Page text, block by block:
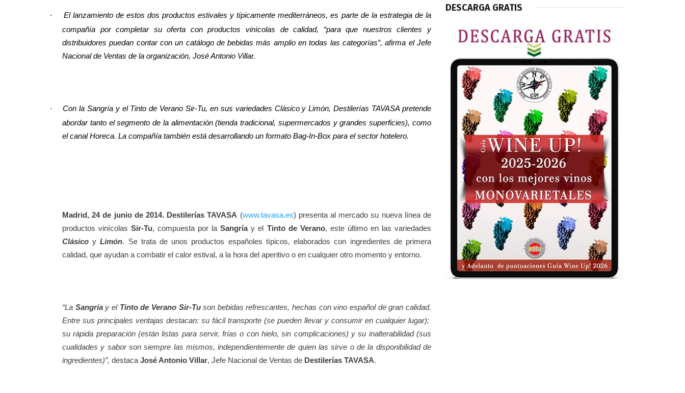
e
dI
n
·
El lanzamiento de estos dos productos estivales y típicamente mediterráneos, es parte de la estrategia de la
compañía por completar su oferta con productos vinícolas de calidad, “para que nuestros clientes y
distribuidores puedan contar con un catálogo de bebidas más amplio en todas las categorías”, afirma el Jefe
Nacional de Ventas de la organización, José Antonio Villar.
·
Con la Sangría y el Tinto de Verano Sir-Tu, en sus variedades Clásico y Limón, Destilerías TAVASA pretende
abordar tanto el segmento de la alimentación (tienda tradicional, supermercados y grandes superficies), como
el canal Horeca. La compañía también está desarrollando un formato Bag-In-Box para el sector hotelero.
Madrid, 24 de junio de 2014. Destilerías TAVASA (www.tavasa.es) presenta al mercado su nueva línea de
productos vinícolasSir-Tu, compuesta por laSangríay el Tinto de Verano, este último en las variedades
Clásico yLimón. Se trata de unos productos españoles típicos, elaborados con ingredientes de primera
calidad, que ayudan a combatir el calor estival, a la hora del aperitivo o en cualquier otro momento y entorno.
“La Sangríay el Tinto de Verano Sir-Tuson bebidas refrescantes, hechas con vino español de gran calidad.
Entre sus principales ventajas destacan: su fácil transporte (se pueden llevar y consumir en cualquier lugar);
su rápida preparación (están listas para servir, frías o con hielo, sin complicaciones) y su inalterabilidad (sus
cualidades y sabor son siempre las mismos, independientemente de quien las sirve o de la disponibilidad de
ingredientes)”, destaca José Antonio Villar, Jefe Nacional de Ventas de Destilerías TAVASA.
DESCARGA GRATIS